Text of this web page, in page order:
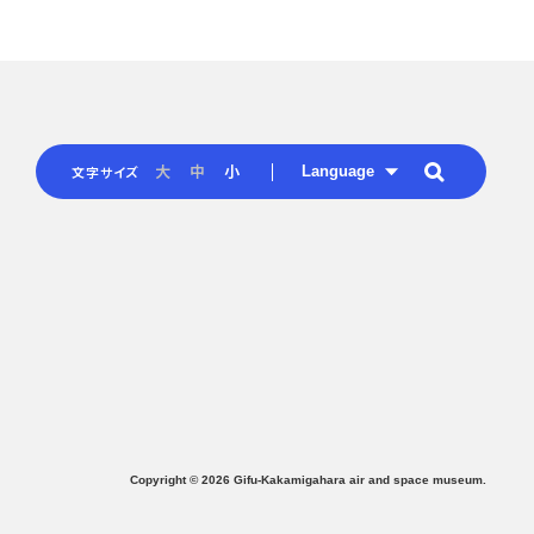
文字サイズ 大 中 小 Language
Copyright ©2026 Gifu-Kakamigahara air and space museum.